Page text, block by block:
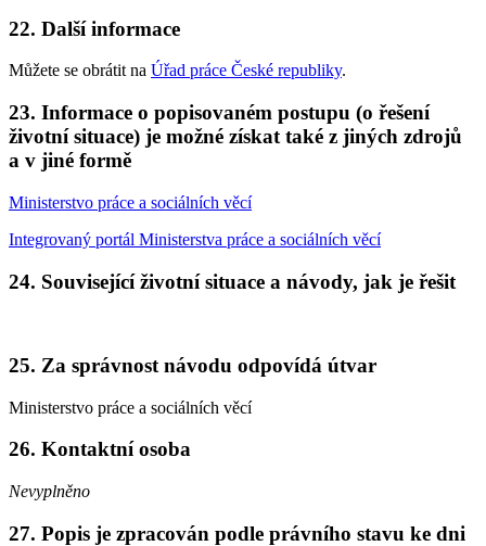
22. Další informace
Můžete se obrátit na Úřad práce České republiky.
23. Informace o popisovaném postupu (o řešení
životní situace) je možné získat také z jiných zdrojů
a v jiné formě
Ministerstvo práce a sociálních věcí
Integrovaný portál Ministerstva práce a sociálních věcí
24. Související životní situace a návody, jak je řešit
25. Za správnost návodu odpovídá útvar
Ministerstvo práce a sociálních věcí
26. Kontaktní osoba
Nevyplněno
27. Popis je zpracován podle právního stavu ke dni